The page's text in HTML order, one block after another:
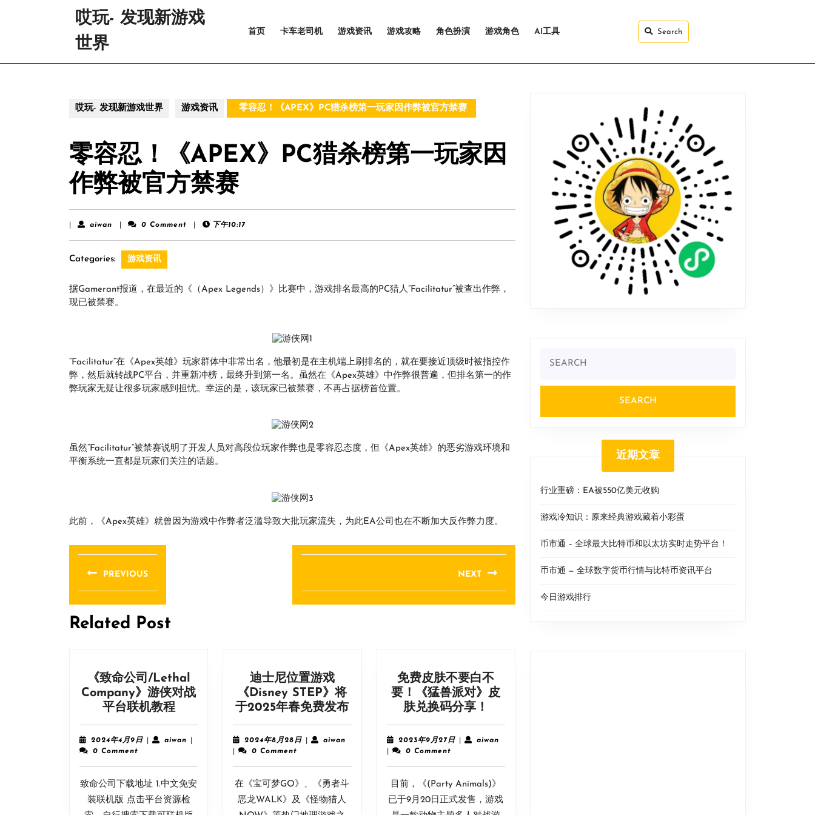
哎玩- 发现新游戏
世界
首页 卡车老司机 游戏资讯 游戏攻略 角色扮演 游戏角色 AI工具 Search
哎玩- 发现新游戏世界 游戏资讯 零容忍！《APEX》PC猎杀榜第一玩家因作弊被官方禁赛
零容忍！《APEX》PC猎杀榜第一玩家因
作弊被官方禁赛
aiwan aiwan 0 Comment 下午10:17
Categories: 游戏资讯
据Gamerant报道，在最近的《（Apex Legends）》比赛中，游戏排名最高的PC猎人”Facilitatur”被查出作弊，
现已被禁赛。
“Facilitatur”在《Apex英雄》玩家群体中非常出名，他最初是在主机端上刷排名的，就在要接近顶级时被指控作
弊，然后就转战PC平台，并重新冲榜，最终升到第一名。虽然在《Apex英雄》中作弊很普遍，但排名第一的作
弊玩家无疑让很多玩家感到担忧。幸运的是，该玩家已被禁赛，不再占据榜首位置。
虽然“Facilitatur”被禁赛说明了开发人员对高段位玩家作弊也是零容忍态度，但《Apex英雄》的恶劣游戏环境和
平衡系统一直都是玩家们关注的话题。
此前，《Apex英雄》就曾因为游戏中作弊者泛滥导致大批玩家流失，为此EA公司也在不断加大反作弊力度。
文
章
导
航
PREVIOUS
post:
NEXT
post:
Related Post
《致命公司/Lethal
Company》游侠对战
平台联机教程《致
命
公
Company》
游
侠
对
2024年4月9日2024
9
日
aiwanaiwan
0 Comment
致命公司下载地址 1.中文免安
装联机版 点击平台资源检
迪士尼位置游戏
《Disney STEP》将
于2025年春免费发布迪
士
置
《Disney
2024年8月28日2024
日
aiwan
0 Comment
在《宝可梦GO》、《勇者斗
恶龙WALK》及《怪物猎人
免费皮肤不要白不
要！《猛兽派对》皮
肤兑换码分享！
费
皮
不
要
白
不
2023年9月27日2023
27
日
aiwanaiwan
0 Comment
目前，《(Party Animals)》
已于9月20日正式发售，游戏
for:
近期文章
行业重磅：EA被550亿美元收购
游戏冷知识：原来经典游戏藏着小彩蛋
币市通 – 全球最大比特币和以太坊实时走势平台！
币市通 — 全球数字货币行情与比特币资讯平台
今日游戏排行